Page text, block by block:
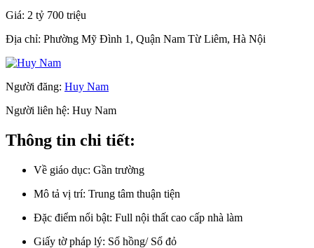
Giá: 2 tỷ 700 triệu
Địa chỉ: Phường Mỹ Đình 1, Quận Nam Từ Liêm, Hà Nội
Người đăng: Huy Nam
Người liên hệ: Huy Nam
Thông tin chi tiết:
Về giáo dục: Gần trường
Mô tả vị trí: Trung tâm thuận tiện
Đặc điểm nổi bật: Full nội thất cao cấp nhà làm
Giấy tờ pháp lý: Sổ hồng/ Sổ đỏ